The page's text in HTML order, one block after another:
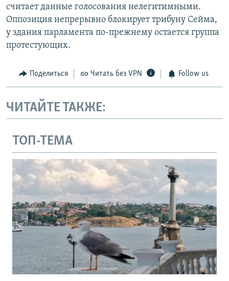
считает данные голосования нелегитимными.
Оппозиция непрерывно блокирует трибуну Сейма,
у здания парламента по-прежнему остается группа
протестующих.
Поделиться Читать без VPN Follow us
ЧИТАЙТЕ ТАКЖЕ:
ТОП-ТЕМА